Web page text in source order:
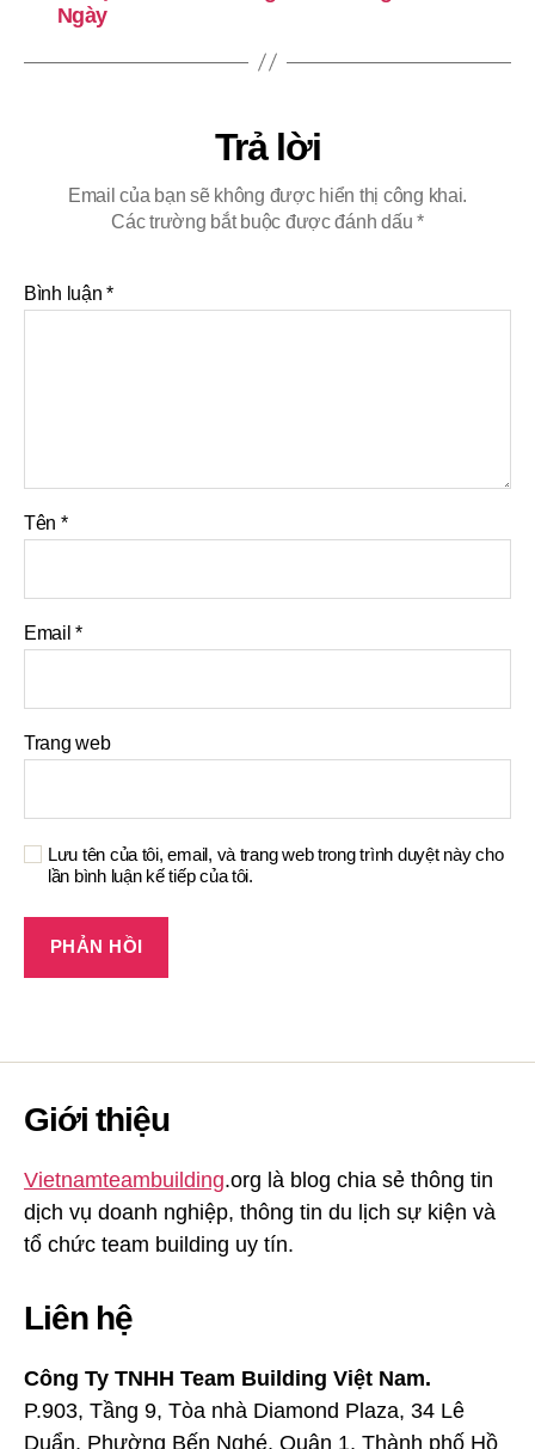
Ngày
Trả lời
Email của bạn sẽ không được hiển thị công khai.
Các trường bắt buộc được đánh dấu*
Bình luận*
Tên *
Email*
Trang web
Lưu tên của tôi, email, và trang web trong trình duyệt này cho
lần bình luận kế tiếp của tôi.
Giới thiệu
Vietnamteambuilding.org là blog chia sẻ thông tin
dịch vụ doanh nghiệp, thông tin du lịch sự kiện và
tổ chức team building uy tín.
Liên hệ
Công Ty TNHH Team Building Việt Nam.
P.903, Tầng 9, Tòa nhà Diamond Plaza, 34 Lê
Duẩn, Phường Bến Nghé, Quận 1, Thành phố Hồ